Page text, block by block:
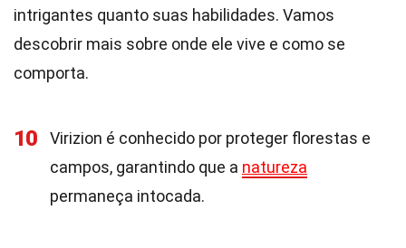
intrigantes quanto suas habilidades. Vamos
descobrir mais sobre onde ele vive e como se
comporta.
10
Virizion é conhecido por proteger florestas e
campos, garantindo que a natureza
permaneça intocada.